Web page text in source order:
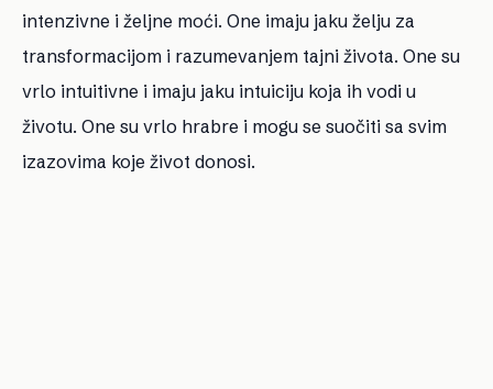
intenzivne i željne moći. One imaju jaku želju za
transformacijom i razumevanjem tajni života. One su
vrlo intuitivne i imaju jaku intuiciju koja ih vodi u
životu. One su vrlo hrabre i mogu se suočiti sa svim
izazovima koje život donosi.